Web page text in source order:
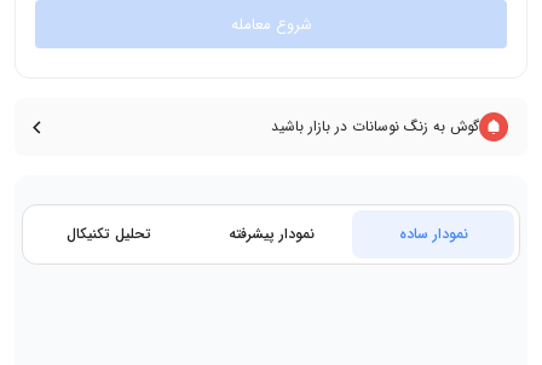
شروع معامله
گوش به زنگ نوسانات در بازار باشید
نمودار ساده نمودار پیشرفته تحلیل تکنیکال